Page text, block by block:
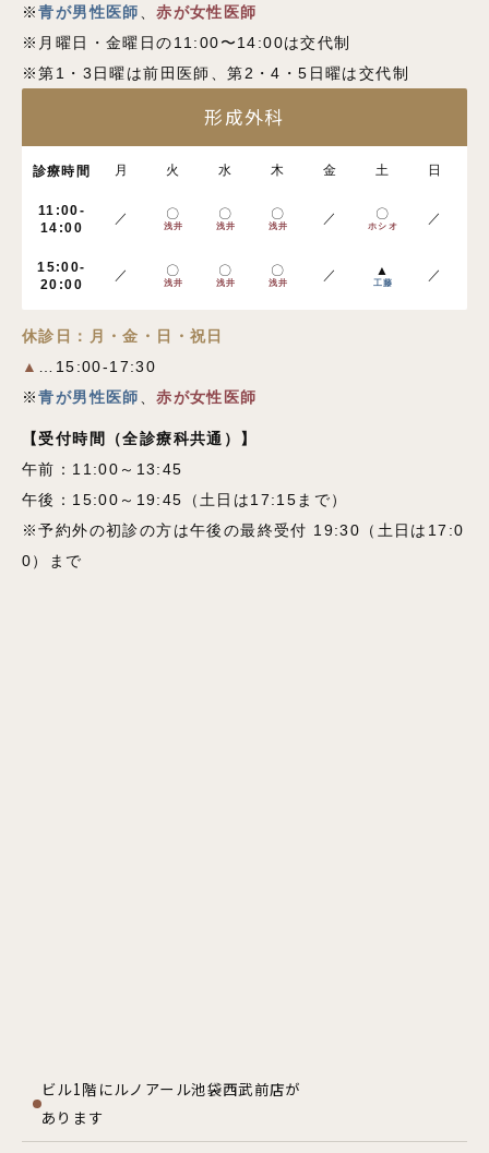
※青が男性医師、赤が女性医師
※月曜日・金曜日の11:00〜14:00は交代制
※第1・3日曜は前田医師、第2・4・5日曜は交代制
形成外科
診療時間 月 火 水 木 金 土 日
11:00-
14:00
／ 〇
浅井
〇
浅井
〇
浅井
／ 〇
ホシオ
／
15:00-
20:00
／ 〇
浅井
〇
浅井
〇
浅井
／ ▲
工藤
／
休診日：月・金・日・祝日
▲ …15:00-17:30
※青が男性医師、赤が女性医師
【受付時間 （全診療科共通）
】
午前：11:00～13:45
午後：15:00～19:45（土日は17:15まで）
※予約外の初診の方は午後の最終受付 19:30（土日は17:0
0）まで
ビル1階にルノアール池袋西武前店が
あります